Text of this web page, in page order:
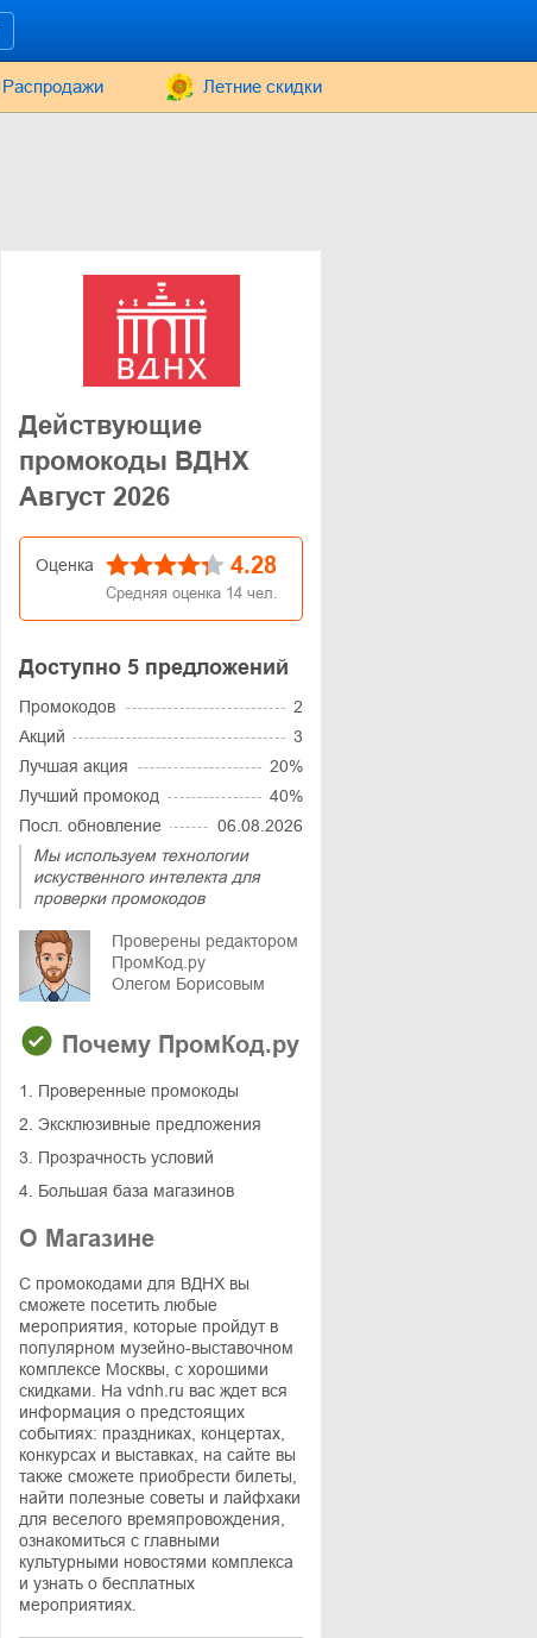
Распродажи Летние скидки
Действующие
промокоды ВДНХ
Август 2026
Оценка 4.28
Средняя оценка 14 чел.
Доступно 5 предложений
Промокодов
2
Акций
3
Лучшая акция
20%
Лучший промокод
40%
Посл. обновление
06.08.2026
Мы используем технологии
искуственного интелекта для
проверки промокодов
Проверены редактором
ПромКод.ру
Олегом Борисовым
Почему ПромКод.ру
1. Проверенные промокоды
2. Эксклюзивные предложения
3. Прозрачность условий
4. Большая база магазинов
О Магазине
С промокодами для ВДНХ вы
сможете посетить любые
мероприятия, которые пройдут в
популярном музейно-выставочном
комплексе Москвы, с хорошими
скидками. На vdnh.ru вас ждет вся
информация о предстоящих
событиях: праздниках, концертах,
конкурсах и выставках, на сайте вы
также сможете приобрести билеты,
найти полезные советы и лайфхаки
для веселого времяпровождения,
ознакомиться с главными
культурными новостями комплекса
и узнать о бесплатных
мероприятиях.